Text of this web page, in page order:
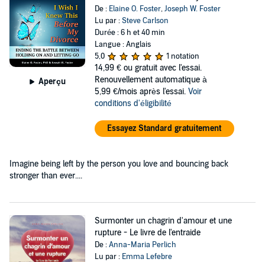
Aperçu
De : Elaine O. Foster,Joseph W. Foster
Lu par :Steve Carlson
Durée : 6 h et 40 min
Langue : Anglais
5,0
1 notation
14,99 € ou gratuit avec l'essai.
Renouvellement automatique à
5,99 €/mois après l'essai. Voir
conditions d'éligibilité
Essayez Standard gratuitement
Imagine being left by the person you love and bouncing back
stronger than ever....
Surmonter un chagrin d'amour et une
rupture - Le livre de l'entraide
De :Anna-Maria Perlich
Lu par : Emma Lefebre